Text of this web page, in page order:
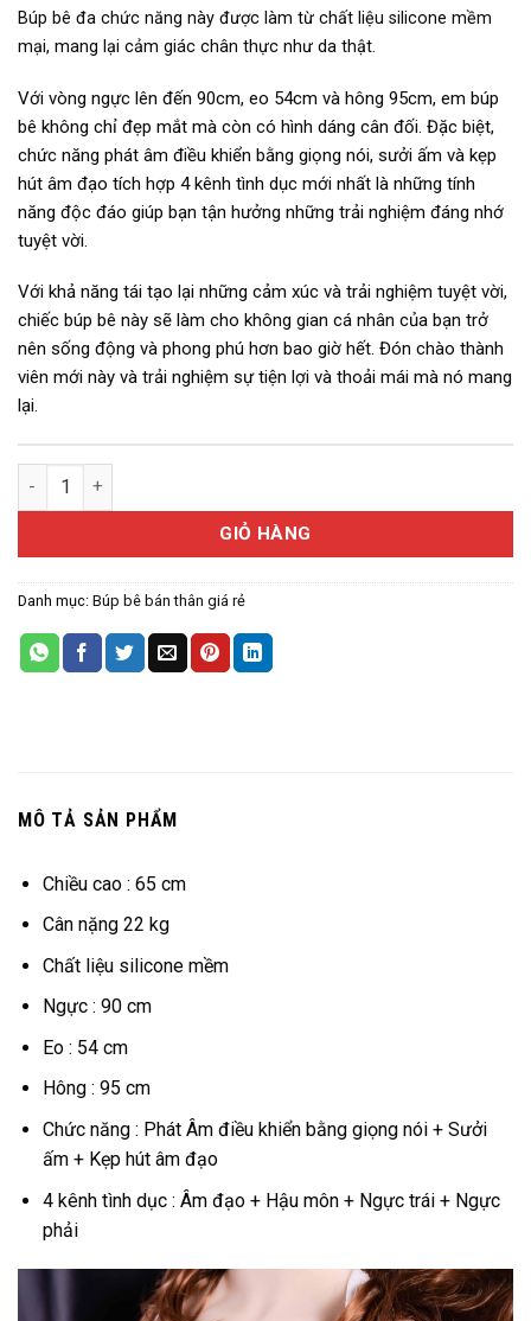
Búp bê đa chức năng này được làm từ chất liệu silicone mềm
mại, mang lại cảm giác chân thực như da thật.
Với vòng ngực lên đến 90cm, eo 54cm và hông 95cm, em búp
bê không chỉ đẹp mắt mà còn có hình dáng cân đối. Đặc biệt,
chức năng phát âm điều khiển bằng giọng nói, sưởi ấm và kẹp
hút âm đạo tích hợp 4 kênh tình dục mới nhất là những tính
năng độc đáo giúp bạn tận hưởng những trải nghiệm đáng nhớ
tuyệt vời.
Với khả năng tái tạo lại những cảm xúc và trải nghiệm tuyệt vời,
chiếc búp bê này sẽ làm cho không gian cá nhân của bạn trở
nên sống động và phong phú hơn bao giờ hết. Đón chào thành
viên mới này và trải nghiệm sự tiện lợi và thoải mái mà nó mang
lại.
Búp bê bán thân - 4 kênh Đa chức năng điều khiển bằng
GIỎ HÀNG
Danh mục: Búp bê bán thân giá rẻ
MÔ TẢ SẢN PHẨM
Chiều cao : 65 cm
Cân nặng 22 kg
Chất liệu silicone mềm
Ngực : 90 cm
Eo : 54 cm
Hông : 95 cm
Chức năng : Phát Âm điều khiển bằng giọng nói + Sưởi
ấm + Kẹp hút âm đạo
4 kênh tình dục : Âm đạo + Hậu môn + Ngực trái + Ngực
phải